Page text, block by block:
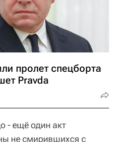
пролет спецборта
Pravda
- ещё один акт
не смирившихся с